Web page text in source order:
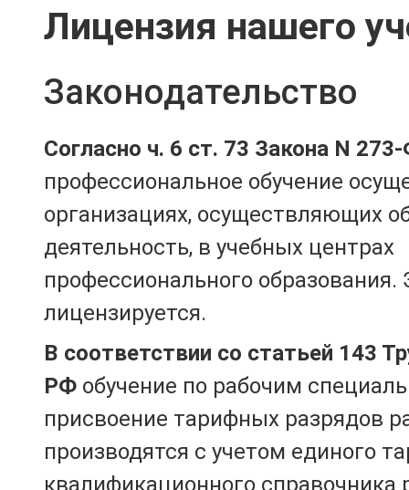
Лицензия нашего
Законодательство
Согласно ч. 6 ст. 73 Закона N
профессиональное обучение
организациях, осуществляющих
деятельность, в учебных центрах
профессионального образования.
лицензируется.
В соответствии со статьей 143
РФ обучение по рабочим
присвоение тарифных разрядов
производятся с учетом единого
квалификационного справочника